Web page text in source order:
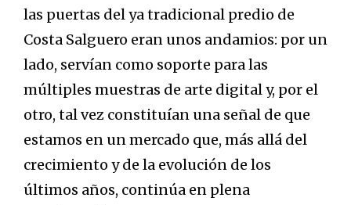
las puertas del ya tradicional predio de
Costa Salguero eran unos andamios: por un
lado, servían como soporte para las
múltiples muestras de arte digital y, por el
otro, tal vez constituían una señal de que
estamos en un mercado que, más allá del
crecimiento y de la evolución de los
últimos años, continúa en plena